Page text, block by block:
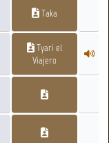
Taka
Tyari el
Viajero